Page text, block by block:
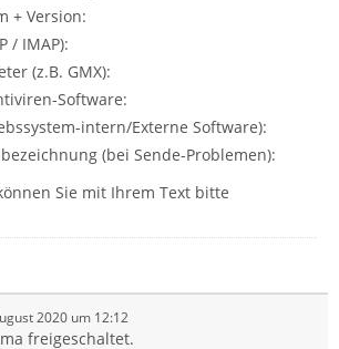
+ Version:
/ IMAP):
(z.B. GMX):
Software:
intern/Externe Software):
(bei Sende-Problemen):
Sie mit Ihrem Text bitte
2020 um 12:12
freigeschaltet.